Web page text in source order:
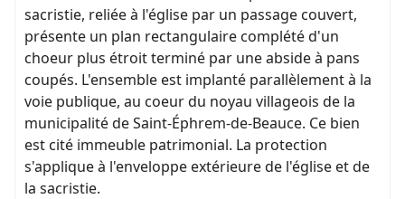
sacristie, reliée à l'église par un passage couvert,
présente un plan rectangulaire complété d'un
choeur plus étroit terminé par une abside à pans
coupés. L'ensemble est implanté parallèlement à la
voie publique, au coeur du noyau villageois de la
municipalité de Saint-Éphrem-de-Beauce. Ce bien
est cité immeuble patrimonial. La protection
s'applique à l'enveloppe extérieure de l'église et de
la sacristie.